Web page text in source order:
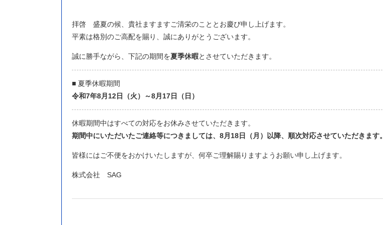
拝啓 盛夏の候、貴社ますますご清栄のこととお慶び申し上げます。
平素は格別のご高配を賜り、誠にありがとうございます。
誠に勝手ながら、下記の期間を夏季休暇とさせていただきます。
■ 夏季休暇期間
令和7年8月12日（火）～8月17日（日）
休暇期間中はすべての対応をお休みさせていただきます。
期間中にいただいたご連絡等につきましては、8月18日（月）以降、順次対応させていただきます。
皆様にはご不便をおかけいたしますが、何卒ご理解賜りますようお願い申し上げます。
株式会社 SAG